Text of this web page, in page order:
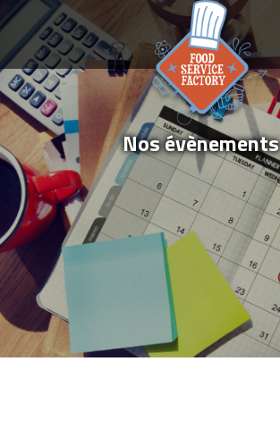
Nos évènements